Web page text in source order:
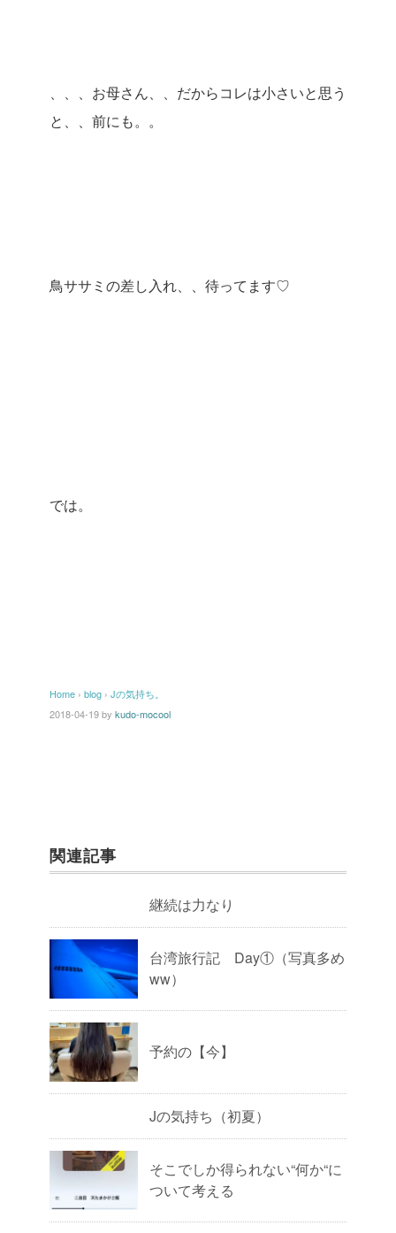
、、、お母さん、、だからコレは小さいと思う
と、、前にも。。
鳥ササミの差し入れ、、待ってます♡
では。
Home › blog › Jの気持ち。
2018-04-19by kudo-mocool
関連記事
継続は力なり
台湾旅行記 Day①（写真多め
ww）
予約の【今】
Jの気持ち（初夏）
そこでしか得られない“何か“に
ついて考える